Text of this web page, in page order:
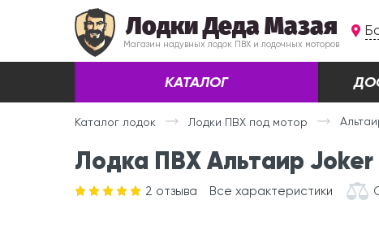
Лодки Деда Мазая
Магазин надувных лодок ПВХ и лодочных моторов
КАТАЛОГ
Каталог лодок Лодки ПВХ под мотор
Лодка ПВХ Альтаир
2 отзыва Все характеристики